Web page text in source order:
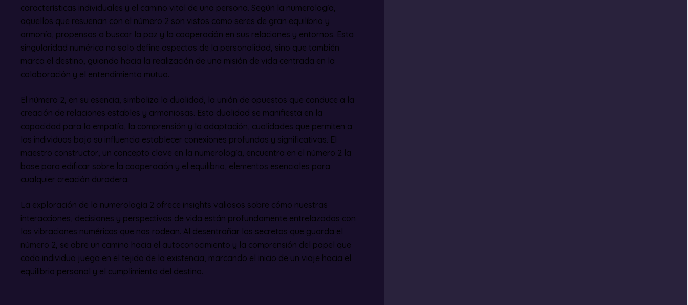
características individuales y el camino vital de una persona. Según la numerología,
aquellos que resuenan con el número 2 son vistos como seres de gran equilibrio y
armonía, propensos a buscar la paz y la cooperación en sus relaciones y entornos. Esta
singularidad numérica no solo define aspectos de la personalidad, sino que también
marca el destino, guiando hacia la realización de una misión de vida centrada en la
colaboración y el entendimiento mutuo.
El número 2, en su esencia, simboliza la dualidad, la unión de opuestos que conduce a la
creación de relaciones estables y armoniosas. Esta dualidad se manifiesta en la
capacidad para la empatía, la comprensión y la adaptación, cualidades que permiten a
los individuos bajo su influencia establecer conexiones profundas y significativas. El
maestro constructor, un concepto clave en la numerología, encuentra en el número 2 la
base para edificar sobre la cooperación y el equilibrio, elementos esenciales para
cualquier creación duradera.
La exploración de la numerología 2 ofrece insights valiosos sobre cómo nuestras
interacciones, decisiones y perspectivas de vida están profundamente entrelazadas con
las vibraciones numéricas que nos rodean. Al desentrañar los secretos que guarda el
número 2, se abre un camino hacia el autoconocimiento y la comprensión del papel que
cada individuo juega en el tejido de la existencia, marcando el inicio de un viaje hacia el
equilibrio personal y el cumplimiento del destino.